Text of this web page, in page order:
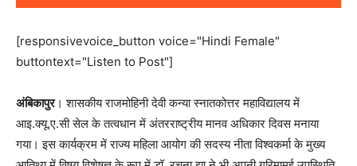
[responsivevoice_button voice="Hindi Female"
buttontext="Listen to Post"]
अंबिकापुर। शासकीय राजमोहिनी देवी कन्या स्नातकोत्तर महाविद्यालय में
आइ.क्यू.ए.सी सेल के तत्वधान में अंतरराष्ट्रीय मानव अधिकार दिवस मनाया
गया। इस कार्यक्रम में राज्य महिला आयोग की सदस्य नीता विश्वकर्मा के मुख्य